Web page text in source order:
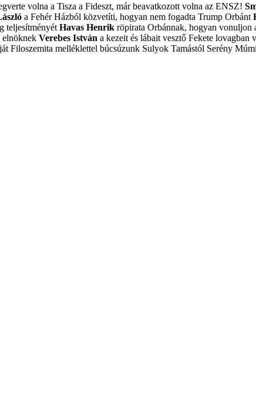
volna a Tisza a Fideszt, már beavatkozott volna az ENSZ!
a Fehér Házból közvetíti, hogyan nem fogadta Trump Orbánt
teljesítményét Havas Henrik röpirata Orbánnak, hogyan vonuljon
elnöknek Verebes István a kezeit és lábait vesztő Fekete lovagban
Filoszemita melléklettel búcsúzunk Sulyok Tamástól Serény